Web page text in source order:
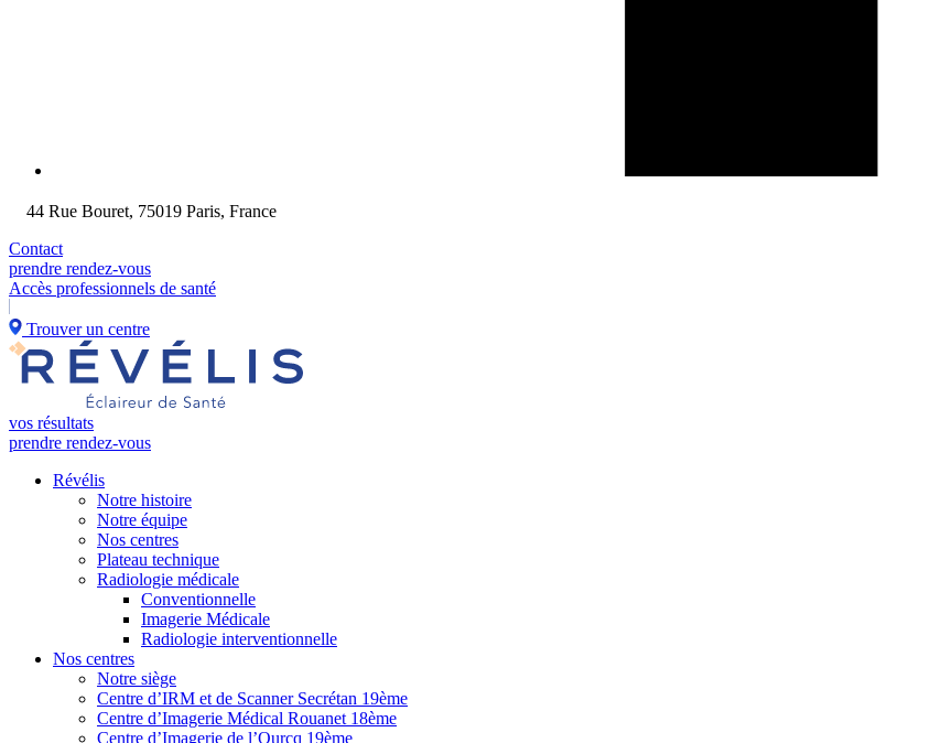
44 Rue Bouret, 75019 Paris, France
Contact
prendre rendez-vous
Accès professionnels de santé
Trouver un centre
vos résultats
prendre rendez-vous
Révélis
Notre histoire
Notre équipe
Nos centres
Plateau technique
Radiologie médicale
Conventionnelle
Imagerie Médicale
Radiologie interventionnelle
Nos centres
Notre siège
Centre d’IRM et de Scanner Secrétan 19ème
Centre d’Imagerie Médical Rouanet 18ème
Centre d’Imagerie de l’Ourcq 19ème